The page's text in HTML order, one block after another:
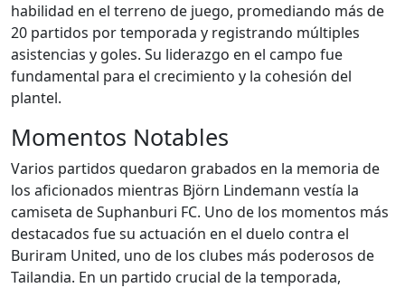
habilidad en el terreno de juego, promediando más de
20 partidos por temporada y registrando múltiples
asistencias y goles. Su liderazgo en el campo fue
fundamental para el crecimiento y la cohesión del
plantel.
Momentos Notables
Varios partidos quedaron grabados en la memoria de
los aficionados mientras Björn Lindemann vestía la
camiseta de Suphanburi FC. Uno de los momentos más
destacados fue su actuación en el duelo contra el
Buriram United, uno de los clubes más poderosos de
Tailandia. En un partido crucial de la temporada,